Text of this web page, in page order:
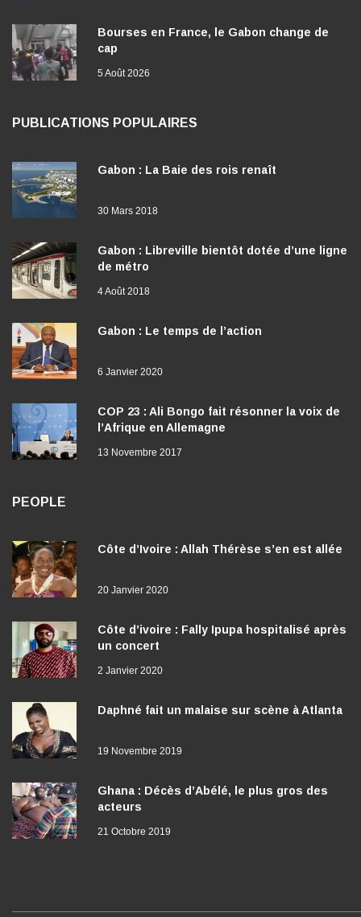
Bourses en France, le Gabon change de
cap
5 Août 2026
PUBLICATIONS POPULAIRES
Gabon : La Baie des rois renaît
30 Mars 2018
Gabon : Libreville bientôt dotée d’une ligne
de métro
4 Août 2018
Gabon : Le temps de l’action
6 Janvier 2020
COP 23 : Ali Bongo fait résonner la voix de
l’Afrique en Allemagne
13 Novembre 2017
PEOPLE
Côte d’Ivoire : Allah Thérèse s’en est allée
20 Janvier 2020
Côte d’ivoire : Fally Ipupa hospitalisé après
un concert
2 Janvier 2020
Daphné fait un malaise sur scène à Atlanta
19 Novembre 2019
Ghana : Décès d’Abélé, le plus gros des
acteurs
21 Octobre 2019